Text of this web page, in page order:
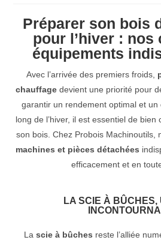
Préparer son bois
pour l’hiver : nos
équipements
Avec l’arrivée des premiers froids,
chauffagedevient une priorité pour
garantir un rendement optimal et
long de l’hiver, il est essentiel de
son bois. Chez Probois Machinoutils,
machines et pièces détachées
efficacement et en
LA SCIE À BÛCHES,
La scie à bûches reste l’alliée